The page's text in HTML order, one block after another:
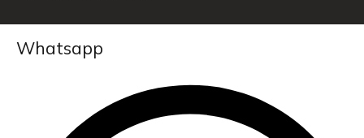
Whatsapp